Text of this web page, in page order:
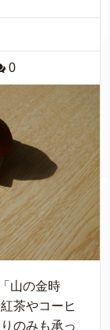
0
山の金時
茶やコーヒ
のみも承っ